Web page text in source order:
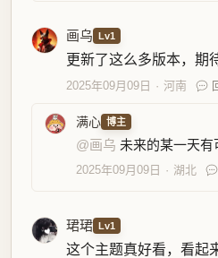
画乌 Lv1
更新了这么多版本，期
2025年09月09日 河南
满心 博主
@画乌 未来的某一天有
2025年09月09日 湖北
珺珺 Lv1
这个主题真好看，看起